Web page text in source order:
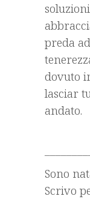
preda
dovuto
lasciar
andato.
Sono
Scrivo